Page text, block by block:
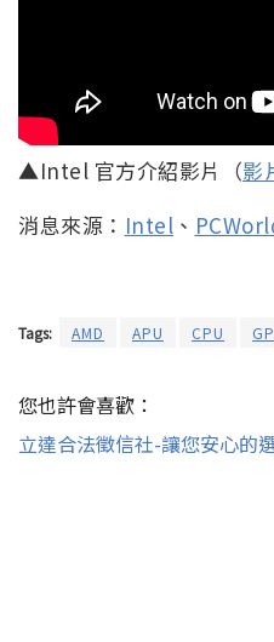
▲Intel 官方介紹影片（影
消息來源： Intel 、
Tags: AMD APU CPU
您也許會喜歡：
立達合法徵信社-讓您安心的